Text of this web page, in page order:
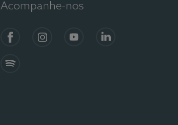
Acompanhe-nos